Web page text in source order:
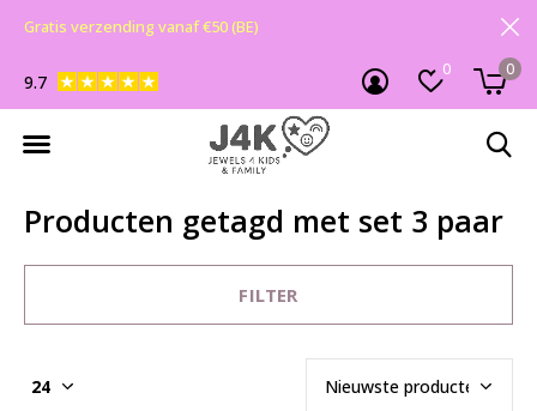
0 0
9.7
Gratis verzending vanaf €50 (BE)
Producten getagd met set 3 paar
FILTER